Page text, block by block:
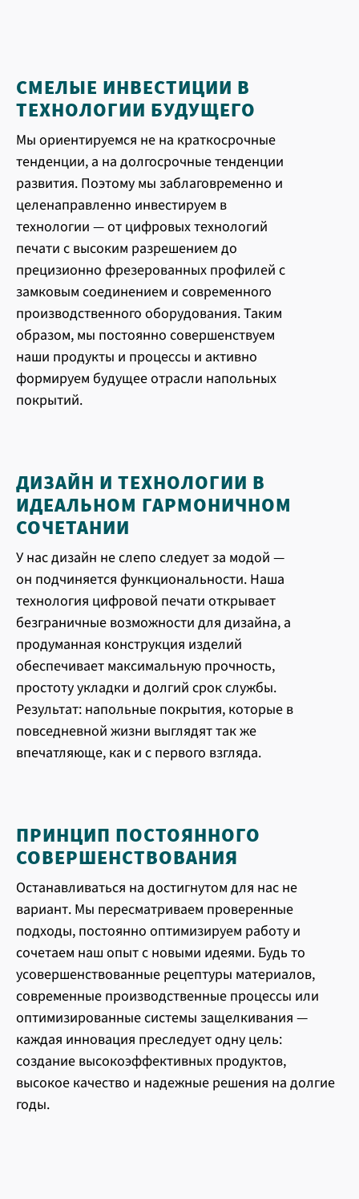
СМЕЛЫЕ ИНВЕСТИЦИИ В
ТЕХНОЛОГИИ БУДУЩЕГО
Мы ориентируемся не на краткосрочные
тенденции, а на долгосрочные тенденции
развития. Поэтому мы заблаговременно и
целенаправленно инвестируем в
технологии — от цифровых технологий
печати с высоким разрешением до
прецизионно фрезерованных профилей с
замковым соединением и современного
производственного оборудования. Таким
образом, мы постоянно совершенствуем
наши продукты и процессы и активно
формируем будущее отрасли напольных
покрытий.
ДИЗАЙН И ТЕХНОЛОГИИ В
ИДЕАЛЬНОМ ГАРМОНИЧНОМ
СОЧЕТАНИИ
У нас дизайн не слепо следует за модой —
он подчиняется функциональности. Наша
технология цифровой печати открывает
безграничные возможности для дизайна, а
продуманная конструкция изделий
обеспечивает максимальную прочность,
простоту укладки и долгий срок службы.
Результат: напольные покрытия, которые в
повседневной жизни выглядят так же
впечатляюще, как и с первого взгляда.
ПРИНЦИП ПОСТОЯННОГО
СОВЕРШЕНСТВОВАНИЯ
Останавливаться на достигнутом для нас не
вариант. Мы пересматриваем проверенные
подходы, постоянно оптимизируем работу и
сочетаем наш опыт с новыми идеями. Будь то
усовершенствованные рецептуры материалов,
современные производственные процессы или
оптимизированные системы защелкивания —
каждая инновация преследует одну цель:
создание высокоэффективных продуктов,
высокое качество и надежные решения на долгие
годы.